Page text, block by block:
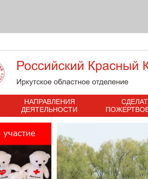
НАПРАВЛЕНИЯ
ДЕЯТЕЛЬНОСТИ